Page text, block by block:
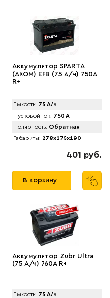
Аккумулятор SPARTA
(АKOM) EFB (75 А/ч) 750A
R+
Емкость: 75 А/ч
Пусковой ток: 750 А
Полярность: Обратная
Габариты: 278x175x190
401 руб.
В корзину
Аккумулятор Zubr Ultra
(75 А/ч) 760А R+
Емкость: 75 А/ч